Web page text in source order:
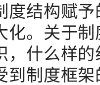
度结构赋
化。关于
，什么样
到制度框